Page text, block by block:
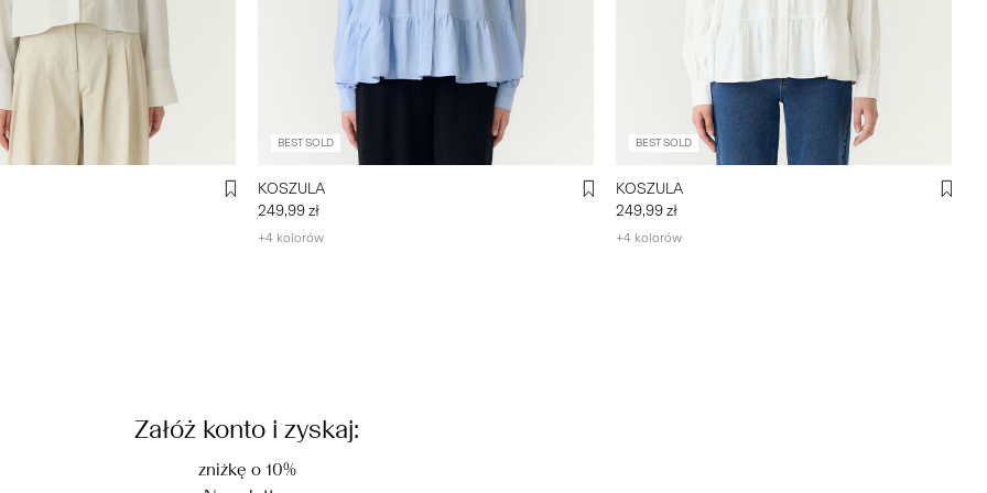
BEST SOLD
KOSZULA
249,99 zł
+4 kolorów
BEST SOLD
KOSZULA
249,99 zł
+4 kolorów
Załóż konto i zyskaj:
zniżkę o 10%